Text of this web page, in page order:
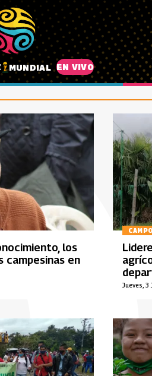
MUNDIAL EN VIVO
los
campesinas en
Jueves, 3